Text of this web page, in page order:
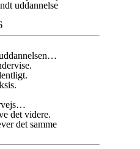
uddannelse
det videre.
det samme